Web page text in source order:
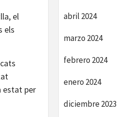
el
els
estat per
abril 2024
marzo 2024
febrero 2024
enero 2024
diciembre 2023